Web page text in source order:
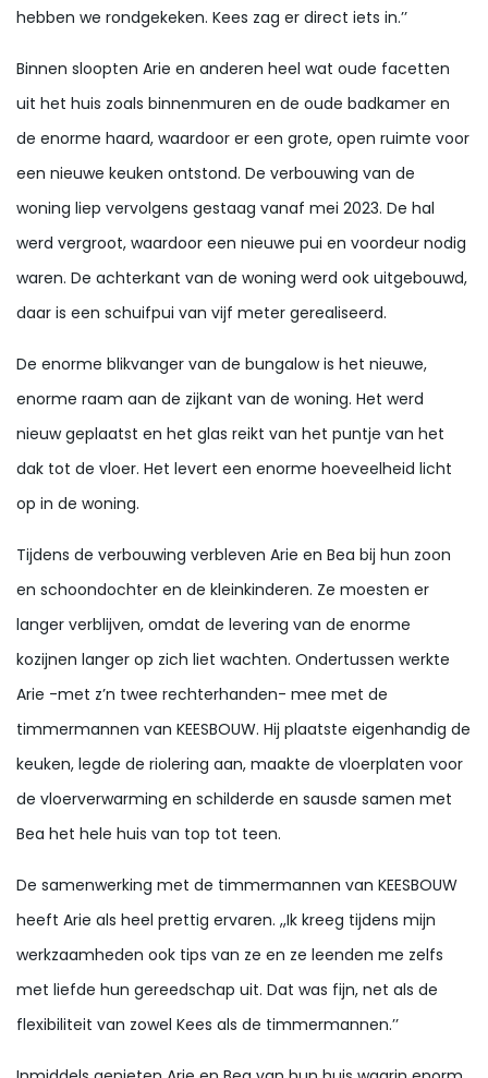
hebben we rondgekeken. Kees zag er direct iets in.’’
Binnen sloopten Arie en anderen heel wat oude facetten
uit het huis zoals binnenmuren en de oude badkamer en
de enorme haard, waardoor er een grote, open ruimte voor
een nieuwe keuken ontstond. De verbouwing van de
woning liep vervolgens gestaag vanaf mei 2023. De hal
werd vergroot, waardoor een nieuwe pui en voordeur nodig
waren. De achterkant van de woning werd ook uitgebouwd,
daar is een schuifpui van vijf meter gerealiseerd.
De enorme blikvanger van de bungalow is het nieuwe,
enorme raam aan de zijkant van de woning. Het werd
nieuw geplaatst en het glas reikt van het puntje van het
dak tot de vloer. Het levert een enorme hoeveelheid licht
op in de woning.
Tijdens de verbouwing verbleven Arie en Bea bij hun zoon
en schoondochter en de kleinkinderen. Ze moesten er
langer verblijven, omdat de levering van de enorme
kozijnen langer op zich liet wachten. Ondertussen werkte
Arie -met z’n twee rechterhanden- mee met de
timmermannen van KEESBOUW. Hij plaatste eigenhandig de
keuken, legde de riolering aan, maakte de vloerplaten voor
de vloerverwarming en schilderde en sausde samen met
Bea het hele huis van top tot teen.
De samenwerking met de timmermannen van KEESBOUW
heeft Arie als heel prettig ervaren. ,,Ik kreeg tijdens mijn
werkzaamheden ook tips van ze en ze leenden me zelfs
met liefde hun gereedschap uit. Dat was fijn, net als de
flexibiliteit van zowel Kees als de timmermannen.’’